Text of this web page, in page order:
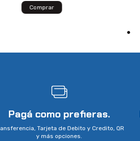
Pagá como prefieras.
Tarjeta de Debito y Credito, QR
y más opciones.